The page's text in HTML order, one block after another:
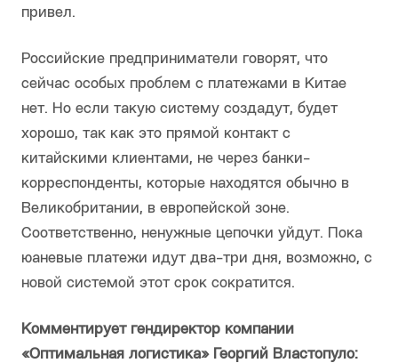
привел.
Российские предприниматели говорят, что
сейчас особых проблем с платежами в Китае
нет. Но если такую систему создадут, будет
хорошо, так как это прямой контакт с
китайскими клиентами, не через банки-
корреспонденты, которые находятся обычно в
Великобритании, в европейской зоне.
Соответственно, ненужные цепочки уйдут. Пока
юаневые платежи идут два-три дня, возможно, с
новой системой этот срок сократится.
Комментирует гендиректор компании
«Оптимальная логистика» Георгий Властопуло: